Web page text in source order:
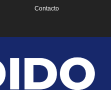
Contacto